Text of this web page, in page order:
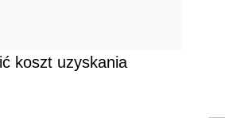
koszt uzyskania